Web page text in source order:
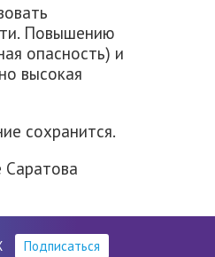
Повышению
опасность) и
высокая
сохранится.
Подписаться